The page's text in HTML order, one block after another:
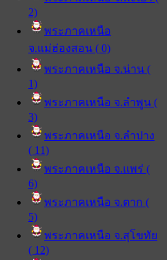
2)
พระภาคเหนือ
จ.แม่ฮ่องสอน ( 0)
พระภาคเหนือ จ.น่าน (
1)
พระภาคเหนือ จ.ลำพูน (
3)
พระภาคเหนือ จ.ลำปาง
( 11)
พระภาคเหนือ จ.แพร่ (
6)
พระภาคเหนือ จ.ตาก (
5)
พระภาคเหนือ จ.สุโขทัย
( 12)